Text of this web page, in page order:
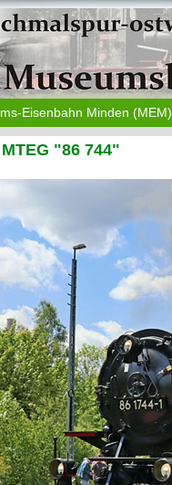
Eisenbahn Minden (MEM)
"86 744"